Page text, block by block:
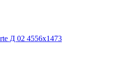
Д 02 4556x1473